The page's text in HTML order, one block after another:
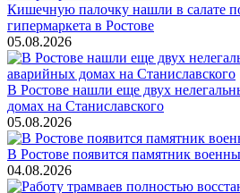
Кишечную палочку нашли в салате
гипермаркета в Ростове
05.08.2026
В Ростове нашли еще двух
домах на Станиславского
05.08.2026
В Ростове появится памятник
04.08.2026